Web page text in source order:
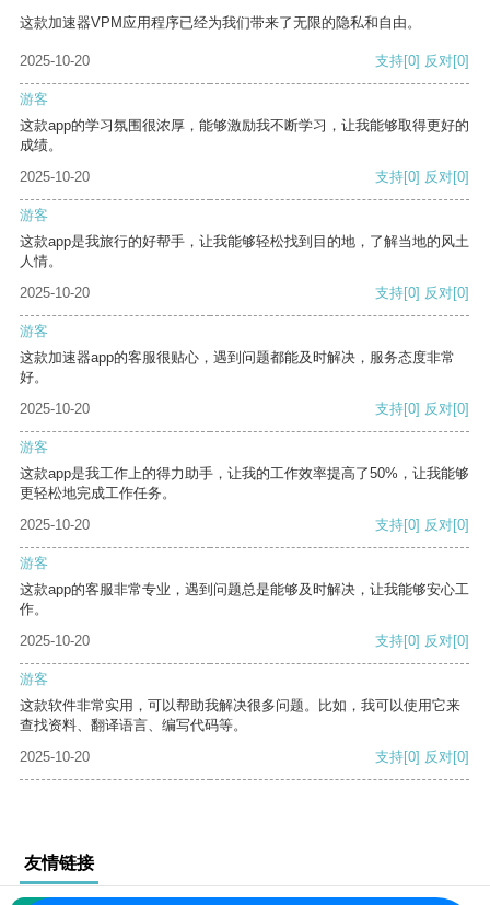
这款加速器VPM应用程序已经为我们带来了无限的隐私和自由。
2025-10-20 支持[0] 反对[0]
游客
这款app的学习氛围很浓厚，能够激励我不断学习，让我能够取得更好的
成绩。
2025-10-20
支持[0] 反对[0]
游客
这款app是我旅行的好帮手，让我能够轻松找到目的地，了解当地的风土
人情。
2025-10-20
支持[0] 反对[0]
游客
这款加速器app的客服很贴心，遇到问题都能及时解决，服务态度非常
好。
2025-10-20
支持[0] 反对[0]
游客
这款app是我工作上的得力助手，让我的工作效率提高了50%，让我能够
更轻松地完成工作任务。
2025-10-20
支持[0] 反对[0]
游客
这款app的客服非常专业，遇到问题总是能够及时解决，让我能够安心工
作。
2025-10-20
支持[0] 反对[0]
游客
这款软件非常实用，可以帮助我解决很多问题。比如，我可以使用它来
查找资料、翻译语言、编写代码等。
2025-10-20
支持[0] 反对[0]
友情链接